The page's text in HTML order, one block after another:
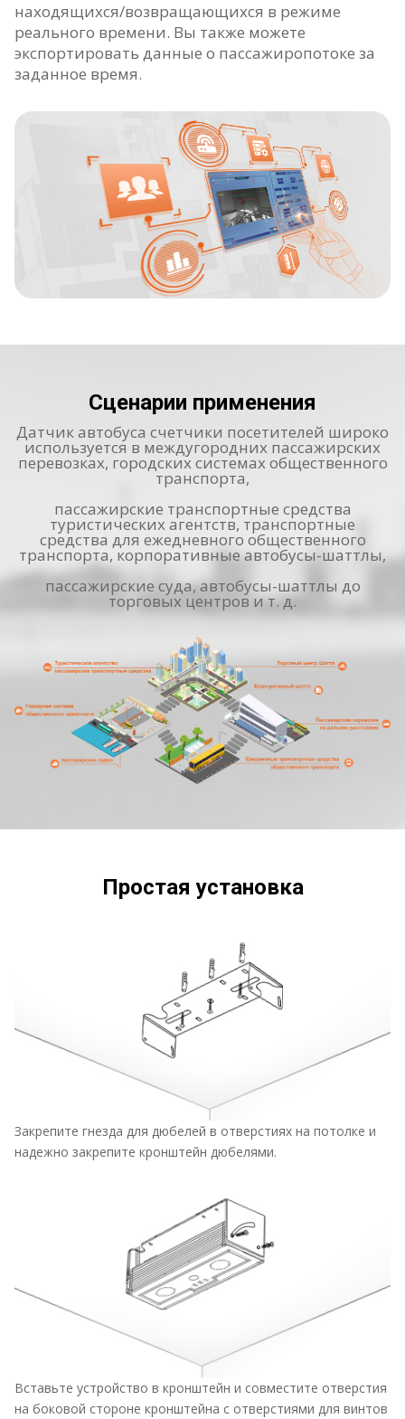
находящихся/возвращающихся в режиме
реального времени. Вы также можете
экспортировать данные о пассажиропотоке за
заданное время.
Сценарии применения
Датчик автобуса счетчики посетителей широко
используется в междугородних пассажирских
перевозках, городских системах общественного
транспорта,
пассажирские транспортные средства
туристических агентств, транспортные
средства для ежедневного общественного
транспорта, корпоративные автобусы-шаттлы,
пассажирские суда, автобусы-шаттлы до
торговых центров и т. д.
Простая установка
Закрепите гнезда для дюбелей в отверстиях на потолке и
надежно закрепите кронштейн дюбелями.
Вставьте устройство в кронштейн и совместите отверстия
на боковой стороне кронштейна с отверстиями для винтов